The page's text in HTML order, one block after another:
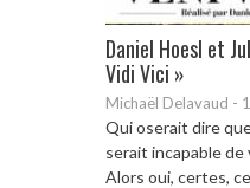
Daniel Hoesl et
Vidi Vici »
Michaël Delavaud -
Qui oserait dire
serait incapable de
Alors oui, certes,